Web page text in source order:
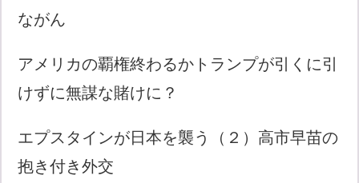
ながん
アメリカの覇権終わるかトランプが引くに引
けずに無謀な賭けに？
エプスタインが日本を襲う（２）高市早苗の
抱き付き外交